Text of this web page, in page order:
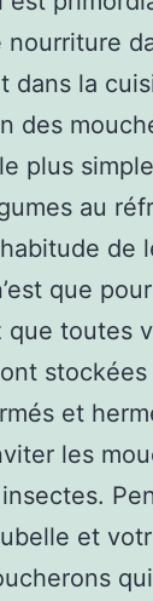
dans la
des
plus
au
de
que
que toutes
stockées
et
les
insectes.
et